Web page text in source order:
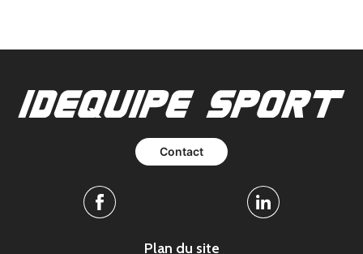
Contact
Facebook Linkedin
Plan du site